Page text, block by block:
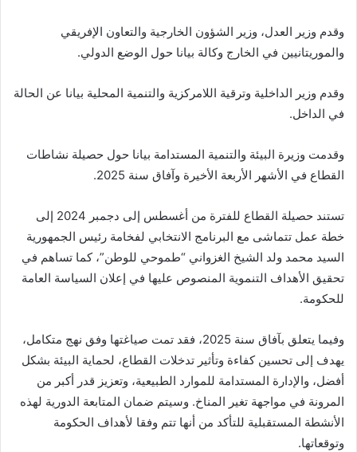
وقدم وزير العدل، وزير الشؤون الخارجية والتعاون الإفريقي
والموريتانيين في الخارج وكالة بيانا حول الوضع الدولي.
وقدم وزير الداخلية وترقية اللامركزية والتنمية المحلية بيانا عن الحالة
في الداخل.
وقدمت وزيرة البيئة والتنمية المستدامة بيانا حول حصيلة نشاطات
القطاع في الأشهر الأربعة الأخيرة وآفاق سنة 2025.
تستند حصيلة القطاع للفترة من أغسطس إلى دجمبر 2024 إلى
خطة عمل تتماشى مع البرنامج الانتخابي لفخامة رئيس الجمهورية
السيد محمد ولد الشيخ الغزواني “طموحي للوطن”، كما تساهم في
تحقيق الأهداف التنموية المنصوص عليها في إعلان السياسة العامة
للحكومة.
وفيما يتعلق بآفاق سنة 2025، فقد تمت صياغتها وفق نهج متكامل،
يهدف إلى تحسين كفاءة وتأثير تدخلات القطاع، لحماية البيئة بشكل
أفضل، والإدارة المستدامة للموارد الطبيعية، وتعزيز قدر أكبر من
المرونة في مواجهة تغير المناخ. وسيتم ضمان المتابعة الدورية لهذه
الأنشطة المستقبلية للتأكد من أنها تتم وفقا لأهداف الحكومة
وتوقعاتها.